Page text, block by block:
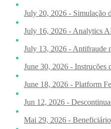
July 20, 2026 - Simulação
July 16, 2026 - Analytics
July 13, 2026 - Antifraude
June 30, 2026 - Instruções
June 18, 2026 - Platform
Jun 12, 2026 -
Mai 29, 2026 -